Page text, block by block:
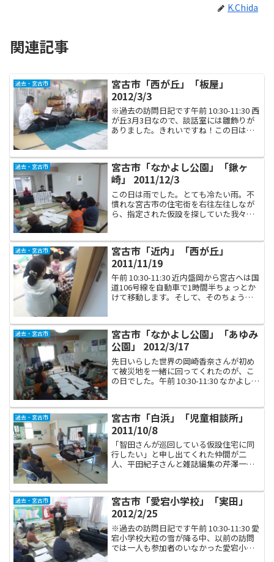
K.Chida
関連記事
過去・宮古市
宮古市「西が丘」「板屋」
2012/3/3
※過去の訪問日記です午前 10:30-11:30 西
が丘3月3日なので、談話室には雛飾りが
ありました。きれいですね！この日は私
ィアで立命館の学生さんもいらしてまし
た。と...
過去・宮古市
宮古市「なかよし公園」「鍬ヶ
崎」 2011/12/3
この日は雨でした。とても冷たい雨。不
慣れな宮古市の住宅街を右往左往しなが
ら、指定された仮設を探していた我々は
んでした。携帯から生活復興支援センタ
ーの職員さんに電話をかけ...
過去・宮古市
宮古市「近内」「西が丘」
2011/11/19
午前 10:30-11:30 近内盛岡から宮古へは国
道106号線を自動車で1時間半ちょっとか
けて移動します。そして、そのちょうど
ィアのための無料宿泊施設・かわいキャ
ンプ...
過去・宮古市
宮古市「なかよし公園」「あゆみ
公園」 2012/3/17
先日いらした世界の岡崎香奈さんが初め
て被災地を一緒に回ってくれたのが、こ
の日でした。午前 10:30-11:30 なかよし公
ランティアで入っていたカリタス・ジャ
パンの女性...
過去・宮古市
宮古市「白浜」「児童相談所」
2011/10/8
「智田さんが巡回している仮設住宅に同
行したい」と申し出てくれた仲間が二
人、平田紀子さんと雑誌編集の芹澤一美
陸海岸にある大きな半島の一つ、重茂半
島を北回り...
過去・宮古市
宮古市「愛宕小学校」「実田」
2012/2/25
※過去の訪問日記です午前 10:30-11:30 愛
宕小学校大粒の雪が降る中、以前の訪問
では一人も参加者のいなかった愛宕小学